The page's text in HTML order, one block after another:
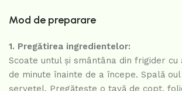
Mod de preparare
1. Pregătirea ingredientelor:
Scoate untul și smântâna din frigider cu
de minute înainte de a începe. Spală oul
șervețel. Pregătește o tavă de copt,